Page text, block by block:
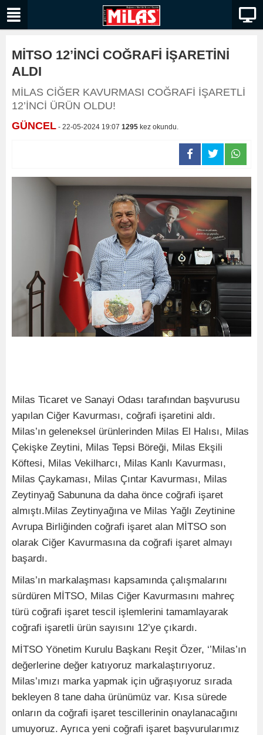
MİTSO 12’İNCİ COĞRAFİ İŞARETİNİ
ALDI
MİLAS CİĞER KAVURMASI COĞRAFİ İŞARETLİ
12’İNCİ ÜRÜN OLDU!
GÜNCEL - 22-05-2024 19:07 1295 kez okundu.
Milas Ticaret ve Sanayi Odası tarafından başvurusu
yapılan Ciğer Kavurması, coğrafi işaretini aldı.
Milas’ın geleneksel ürünlerinden Milas El Halısı, Milas
Çekişke Zeytini, Milas Tepsi Böreği, Milas Ekşili
Köftesi, Milas Vekilharcı, Milas Kanlı Kavurması,
Milas Çaykaması, Milas Çıntar Kavurması, Milas
Zeytinyağ Sabununa da daha önce coğrafi işaret
almıştı.Milas Zeytinyağına ve Milas Yağlı Zeytinine
Avrupa Birliğinden coğrafi işaret alan MİTSO son
olarak Ciğer Kavurmasına da coğrafi işaret almayı
başardı.
Milas’ın markalaşması kapsamında çalışmalarını
sürdüren MİTSO, Milas Ciğer Kavurmasını mahreç
türü coğrafi işaret tescil işlemlerini tamamlayarak
coğrafi işaretli ürün sayısını 12’ye çıkardı.
MİTSO Yönetim Kurulu Başkanı Reşit Özer, ‘’Milas’ın
değerlerine değer katıyoruz markalaştırıyoruz.
Milas’ımızı marka yapmak için uğraşıyoruz sırada
bekleyen 8 tane daha ürünümüz var. Kısa sürede
onların da coğrafi işaret tescillerinin onaylanacağını
umuyoruz. Ayrıca yeni coğrafi işaret başvurularımız